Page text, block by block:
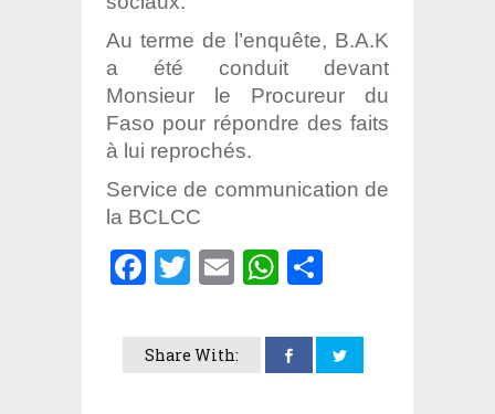
Au terme de l’enquête, B.A.K
a été conduit devant
Monsieur le Procureur du
Faso pour répondre des faits
à lui reprochés.
Service de communication de
la BCLCC
Facebook
Twitter
EmailWhatsApp
Share With: